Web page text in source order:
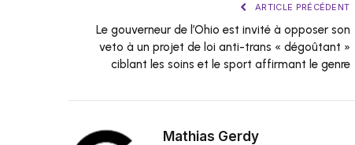
ARTICLE PRÉCÉDENT
Le gouverneur de l’Ohio est invité à opposer son
veto à un projet de loi anti-trans « dégoûtant »
ciblant les soins et le sport affirmant le genre
Mathias Gerdy